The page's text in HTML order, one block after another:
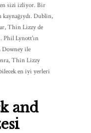
sizi izliyor. Bir
Dublin,
Thin Lizzy de
Phil Lynott'ın
ile
Thin Lizzy
en iyi yerleri
and